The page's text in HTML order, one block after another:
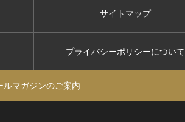
サイトマップ
プライバシーポリシーについて
ルマガジンのご案内